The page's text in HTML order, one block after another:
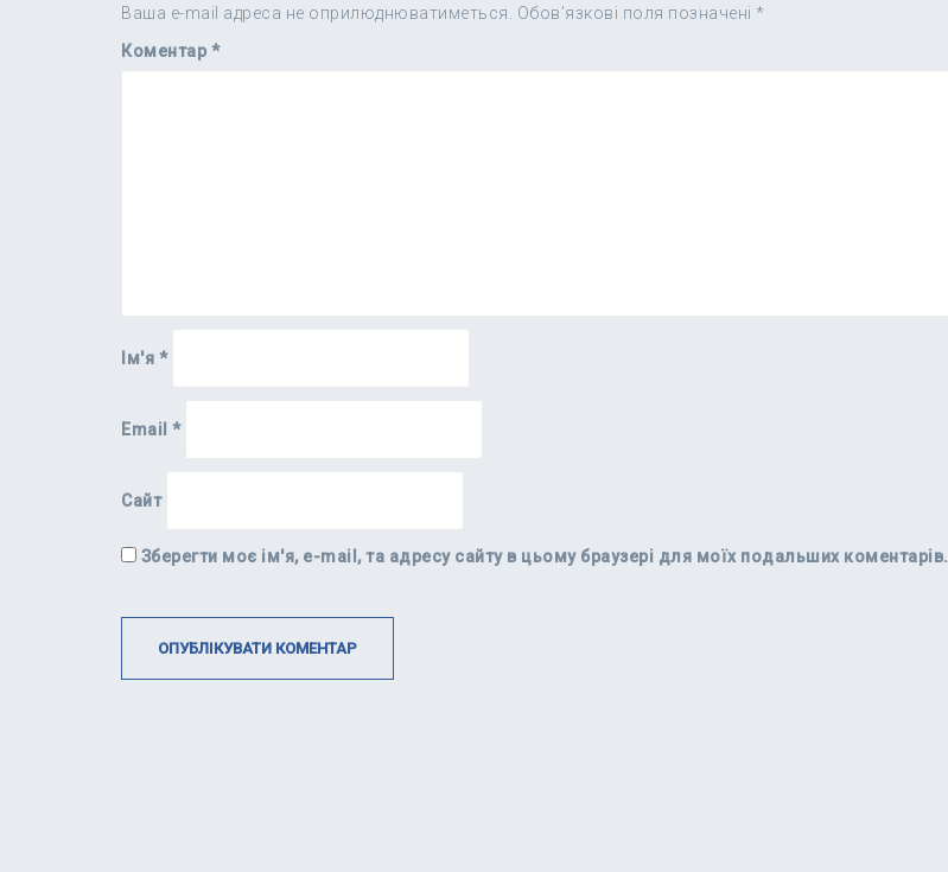
Ваша e-mail адреса не оприлюднюватиметься. Обов’язкові поля позначені *
Коментар *
Ім'я *
Email *
Сайт
Зберегти моє ім'я, e-mail, та адресу сайту в цьому браузері для моїх подальших коментарів.